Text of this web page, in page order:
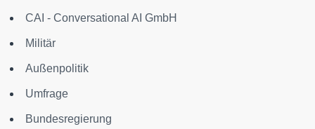
CAI - Conversational AI GmbH
Militär
Außenpolitik
Umfrage
Bundesregierung